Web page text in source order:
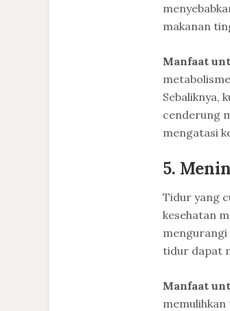
makanan
Manfaat
Sebaliknya,
cenderung
mengatasi
5.
Tidur yang
kesehatan
mengurangi
tidur dapat
Manfaat